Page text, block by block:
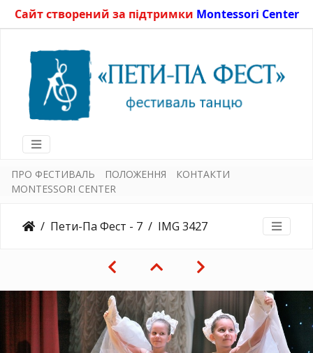
Сайт створений за підтримки Montessori Center
ПРО ФЕСТИВАЛЬ ПОЛОЖЕННЯ
КОНТАКТИ
MONTESSORI CENTER
Пети-Па Фест - 7 IMG 3427